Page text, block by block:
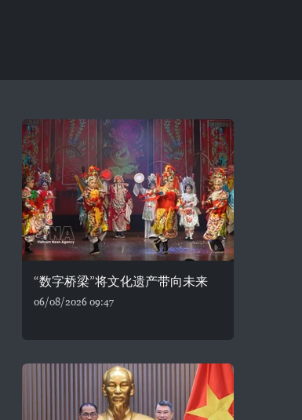
“数字桥梁”将文化遗产带向未来
06/08/2026 09:47